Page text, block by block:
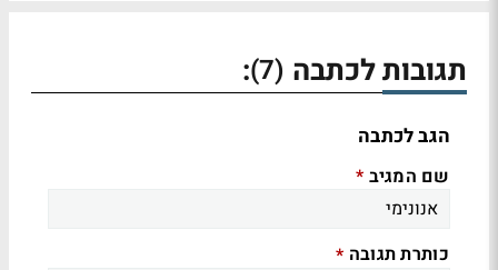
תגובות לכתבה (7)
:
הגב לכתבה
שם המגיב *
כותרת תגובה *